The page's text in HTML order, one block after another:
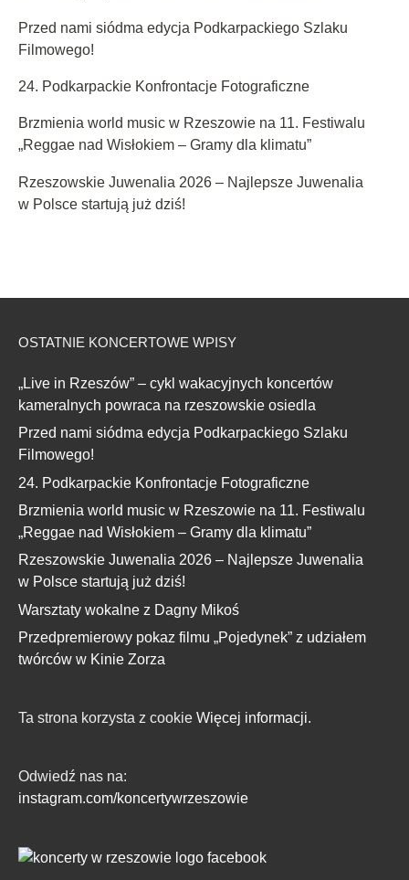
Przed nami siódma edycja Podkarpackiego Szlaku
Filmowego!
24. Podkarpackie Konfrontacje Fotograficzne
Brzmienia world music w Rzeszowie na 11. Festiwalu
„Reggae nad Wisłokiem – Gramy dla klimatu”
Rzeszowskie Juwenalia 2026 – Najlepsze Juwenalia
w Polsce startują już dziś!
OSTATNIE KONCERTOWE WPISY
„Live in Rzeszów” – cykl wakacyjnych koncertów
kameralnych powraca na rzeszowskie osiedla
Przed nami siódma edycja Podkarpackiego Szlaku
Filmowego!
24. Podkarpackie Konfrontacje Fotograficzne
Brzmienia world music w Rzeszowie na 11. Festiwalu
„Reggae nad Wisłokiem – Gramy dla klimatu”
Rzeszowskie Juwenalia 2026 – Najlepsze Juwenalia
w Polsce startują już dziś!
Warsztaty wokalne z Dagny Mikoś
Przedpremierowy pokaz filmu „Pojedynek” z udziałem
twórców w Kinie Zorza
Ta strona korzysta z cookie Więcej informacji.
Odwiedź nas na:
instagram.com/koncertywrzeszowie